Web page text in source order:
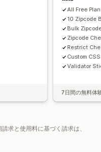
All Free
10 Zipcode
Bulk
Zipcode
Restrict
Custom CSS
Validator
7日間の無料体
求と使用料に基づく請求は、